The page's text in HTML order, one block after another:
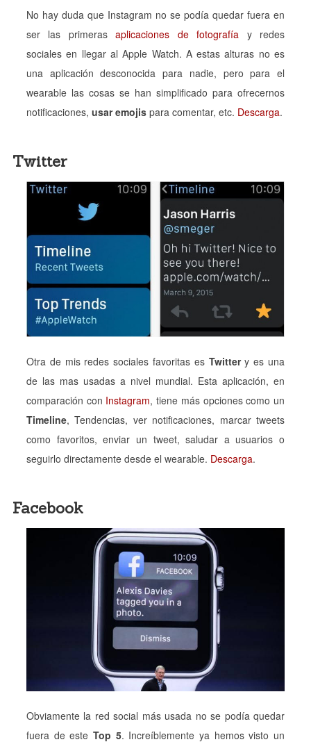
No hay duda que Instagram no se podía quedar fuera en
ser las primerasaplicaciones de fotografía y redes
sociales en llegar al Apple Watch. A estas alturas no es
una aplicación desconocida para nadie, pero para el
wearable las cosas se han simplificado para ofrecernos
notificaciones, usar emojis para comentar, etc. Descarga.
Twitter
Otra de mis redes sociales favoritas es Twittery es una
de las mas usadas a nivel mundial. Esta aplicación, en
comparación con Instagram, tiene más opciones como un
Timeline, Tendencias, ver notificaciones, marcar tweets
como favoritos, enviar un tweet, saludar a usuarios o
seguirlo directamente desde el wearable. Descarga.
Facebook
Obviamente la red social más usada no se podía quedar
fuera de este Top 5. Increíblemente ya hemos visto un